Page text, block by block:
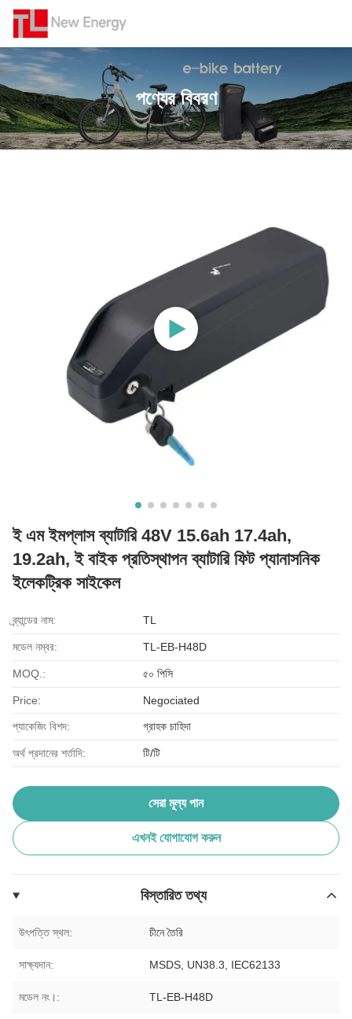
পণ্যের বিবরণ
ই এম ইমপ্লাস ব্যাটারি 48V 15.6ah 17.4ah,
19.2ah, ই বাইক প্রতিস্থাপন ব্যাটারি ফিট প্যানাসনিক
ইলেকট্রিক সাইকেল
ব্র্যান্ডের নাম: TL
মডেল নম্বর: TL-EB-H48D
MOQ.: ৫০ পিসি
Price: Negociated
প্যাকেজিং বিশদ: গ্রাহক চাহিদা
অর্থ প্রদানের শর্তাদি: টি/টি
সেরা মূল্য পান
এখনই যোগাযোগ করুন
বিস্তারিত তথ্য
উৎপত্তি স্থল: চীনে তৈরি
সাক্ষ্যদান: MSDS, UN38.3, IEC62133
মডেল নং।: TL-EB-H48D